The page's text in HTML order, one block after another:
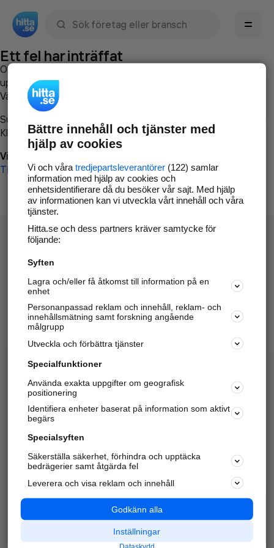
Ett fel har inträffat
Om du vill kan du
uppstod så att vi lättare och snabbare kan avhjälpa det.
Vänligen försök med följande:
Surfa till
Klicka påTillbaka-knappen i webbläsaren och försök igen
Vi beklagar besväret!
Till startsidan
Hitta.se - Gratis nummerupplysning.
Sök företag, personer och platser.
Hitta telefonnummer, adresser, företagsinfo mm.
Marknadsför företaget
Kom igång och annonsera mot
samarbetspartners nära dig.
Alla kategorier
Populära sökningar
API & Kartor
Annonsera
Integritet
Nödnummer
Bättre innehåll och tjänster med
hjälp av cookies
Vi och våra tredjepartsleverantörer(122) samlar
information med hjälp av cookies och
enhetsidentifierare då du besöker vår sajt. Med hjälp
av informationen kan vi utveckla vårt innehåll och våra
tjänster.
Hitta.se och dess partners kräver samtycke för
följande:
Syften
Lagra och/eller få åtkomst till information på en
enhet
Personanpassad reklam och innehåll, reklam- och
innehållsmätning samt forskning angående
målgrupp
Utveckla och förbättra tjänster
Specialfunktioner
Använda exakta uppgifter om geografisk
positionering
Identifiera enheter baserat på information som aktivt
begärs
Specialsyften
Säkerställa säkerhet, förhindra och upptäcka
bedrägerier samt åtgärda fel
Leverera och visa reklam och innehåll
Godkänn alla
Inställningar
Dataskydd